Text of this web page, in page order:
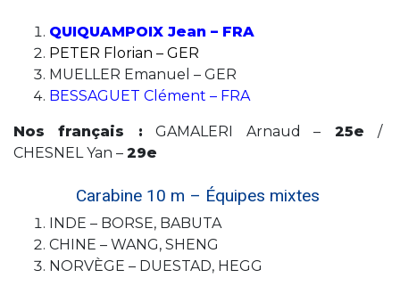
QUIQUAMPOIX Jean – FRA
PETER Florian – GER
MUELLER Emanuel – GER
BESSAGUET Clément – FRA
Nos français : GAMALERI Arnaud – 25e/
CHESNEL Yan – 29e
Carabine 10 m – Équipes mixtes
INDE – BORSE, BABUTA
CHINE – WANG, SHENG
NORVÈGE – DUESTAD, HEGG